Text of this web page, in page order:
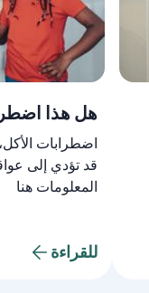
هل هذا
اضطرابات
قد تؤدي إلى
المعلومات هنا
للقراءة